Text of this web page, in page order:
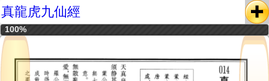
真龍虎九仙經
100%